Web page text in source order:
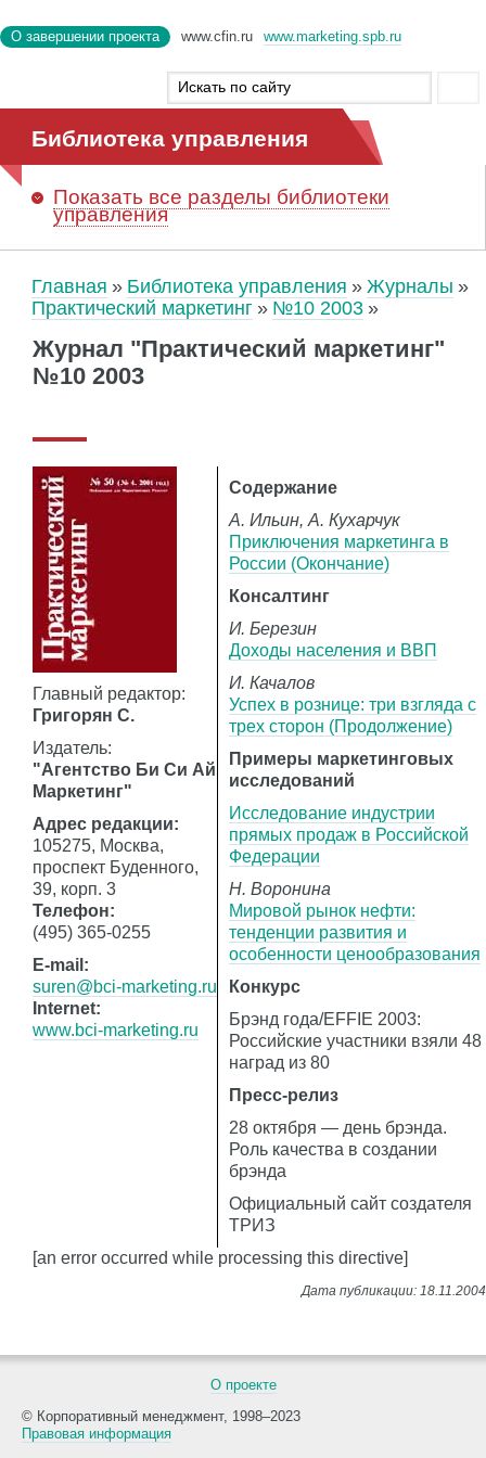
О завершении проекта www.cfin.ru www.marketing.spb.ru
Библиотека управления
Показать все разделы библиотеки
управления
Главная Библиотека управления
Журналы
Практический маркетинг
№10 2003
Журнал "Практический маркетинг"
№10 2003
Главный редактор:
Григорян С.
Издатель:
"Агентство Би Си Ай
Маркетинг"
Адрес редакции:
105275, Москва,
проспект Буденного,
39, корп. 3
Телефон:
(495) 365-0255
E-mail:
suren@bci-marketing.ru
Internet:
www.bci-marketing.ru
Содержание
А. Ильин, А. Кухарчук
Приключения маркетинга в
России (Окончание)
Консалтинг
И. Березин
Доходы населения и ВВП
И. Качалов
Успех в рознице: три взгляда с
трех сторон (Продолжение)
Примеры маркетинговых
исследований
Исследование индустрии
прямых продаж в Российской
Федерации
Н. Воронина
Мировой рынок нефти:
тенденции развития и
особенности ценообразования
Конкурс
Брэнд года/EFFIE 2003:
Российские участники взяли 48
наград из 80
Пресс-релиз
28 октября — день брэнда.
Роль качества в создании
брэнда
Официальный сайт создателя
ТРИЗ
[an error occurred while processing this directive]
О проекте
© Корпоративный менеджмент, 1998–2023
Правовая информация